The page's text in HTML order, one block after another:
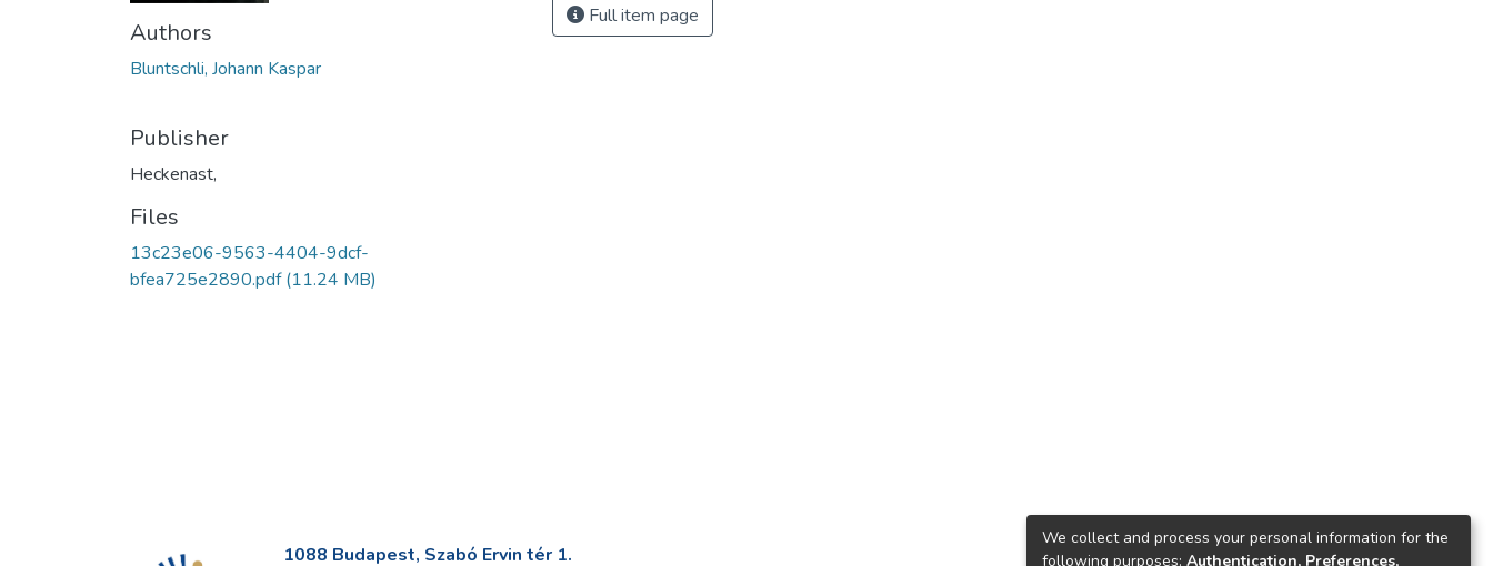
Authors
Bluntschli, Johann Kaspar
Publisher
Heckenast,
Files
13c23e06-9563-4404-9dcf-
bfea725e2890.pdf(11.24 MB)
Full item page
1088 Budapest, Szabó Ervin tér 1.
We collect and process your personal information for the
following purposes: Authentication, Preferences,